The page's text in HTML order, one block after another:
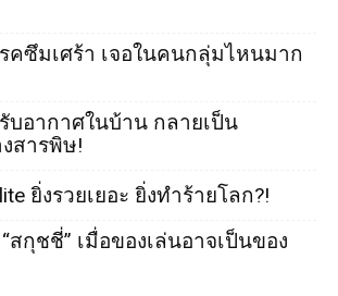
คซึมเศร้า เจอในคนกลุ่มไหนมาก
บอากาศในบ้าน กลายเป็น
งสารพิษ!
ยิ่งรวยเยอะ ยิ่งทำร้ายโลก?!
“สกุชชี่” เมื่อของเล่นอาจเป็นของ